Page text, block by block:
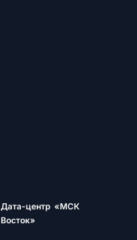
Дата-центр «МСК
Восток»